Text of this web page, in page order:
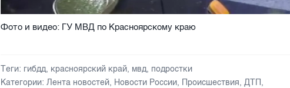
Фото и видео: ГУ МВД по Красноярскому краю
Теги: гибдд, красноярский край, мвд, подростки
Категории: Лента новостей, Новости России, Происшествия,ДТП,